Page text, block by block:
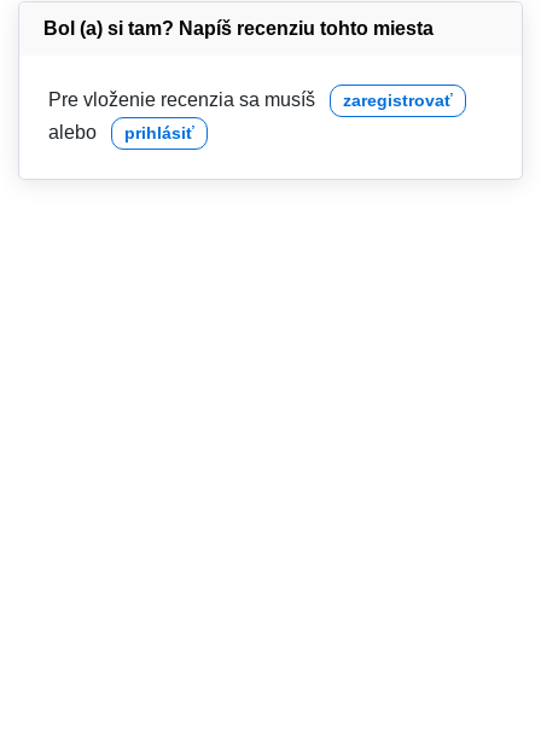
Bol (a) si tam? Napíš recenziu tohto miesta
Pre vloženie recenzia sa musíš zaregistrovať
alebo prihlásiť